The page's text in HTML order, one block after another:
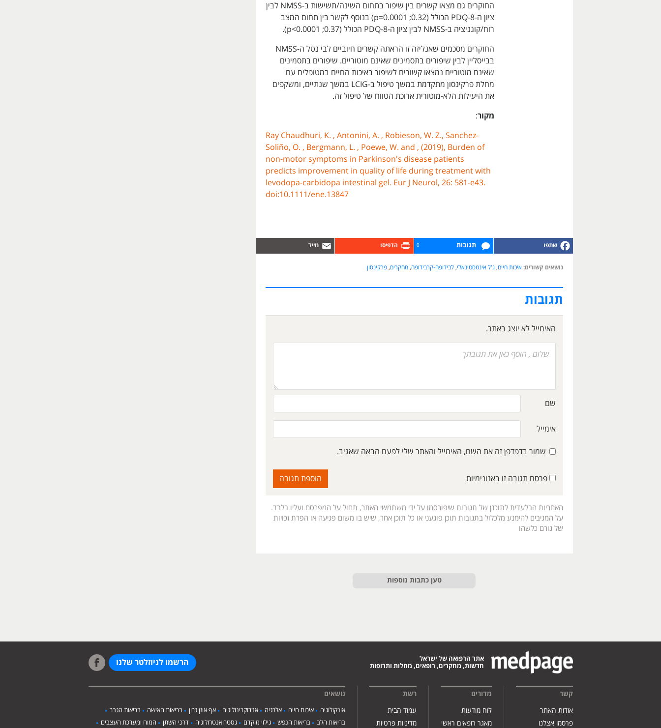
החוקרים גם מצאו קשרים בין שיפור בתחום השינה/תשישות ב-NMSS לבין
ציון ה-PDQ-8 הכולל (0.32; p=0.0001) בנוסף לקשר בין תחום המצב
רוח/קוגניציה ב-NMSS לבין ציון ה-PDQ-8 הכולל (0.37; p<0.0001).
החוקרים מסכמים שאנליזה זו הראתה קשרים חיוביים לבי נטל ה-NMSS
בבייסליין לבין שיפורים בתסמינים שאינם מוטוריים. שיפורים בתסמינים
שאינם מוטוריים נמצאו קשורים לשיפור באיכות החיים במטופלים עם
מחלת פרקינסון מתקדמת במשך טיפול ב-LCIG במשך שנתיים, ומשקפים
את היעילות הלא-מוטורית ארוכת הטווח של טיפול זה.
מקור:
Ray Chaudhuri, K. , Antonini, A. , Robieson, W. Z., Sanchez-
Soliño, O. , Bergmann, L. , Poewe, W. and , (2019), Burden of
non‐motor symptoms in Parkinson's disease patients
predicts improvement in quality of life during treatment with
levodopa‐carbidopa intestinal gel. Eur J Neurol, 26: 581-e43.
doi:10.1111/ene.13847
תגובות 0
נושאים קשורים: איכות חיים,ג'ל אינטסטינאלי,לבידופה-קרבידופה,מחקרים,פרקינסון
תגובות
האימייל לא יוצג באתר.
שם
אימייל
שמור בדפדפן זה את השם, האימייל והאתר שלי לפעם הבאה שאגיב.
פרסם תגובה זו באנונימיות
האחריות הבלעדית לתוכנן של תגובות שיפורסמו על ידי משתמשי האתר, תחול על המפרסם ועליו בלבד.
על המגיבים להימנע מלכלול בתגובות תוכן פוגעני או כל תוכן אחר, שיש בו משום פגיעה או הפרת זכויות
של גורם כלשהו
טען כתבות נוספות
אתר הרפואה של ישראל
חדשות, מחקרים, רופאים, מחלות ותרופות
הרשמו לניוזלטר שלנו
קשר
אודות האתר
פרסמו אצלנו
מדורים
לוח מודעות
מאגר רופאים ראשי
רשת
עמוד הבית
מדיניות פרטיות
נושאים
אונקולוגיה איכות חיים אלרגיה אנדוקרינולוגיה אף אוזן גרון בריאות האישה
בריאות הגבר
בריאות הלב
בריאות הנפש גילוי מוקדם גסטרואנטרולוגיה דרכי השתן המוח ומערכת העצבים